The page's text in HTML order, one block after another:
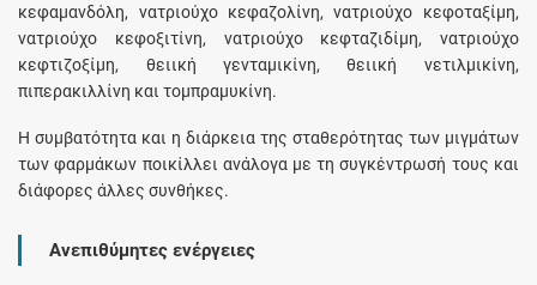
κεφαμανδόλη, νατριούχο κεφαζολίνη, νατριούχο κεφοταξίμη,
νατριούχο κεφοξιτίνη, νατριούχο κεφταζιδίμη, νατριούχο
κεφτιζοξίμη, θειική γενταμικίνη, θειική νετιλμικίνη,
πιπερακιλλίνη και τομπραμυκίνη.
Η συμβατότητα και η διάρκεια της σταθερότητας των μιγμάτων
των φαρμάκων ποικίλλει ανάλογα με τη συγκέντρωσή τους και
διάφορες άλλες συνθήκες.
Ανεπιθύμητες ενέργειες